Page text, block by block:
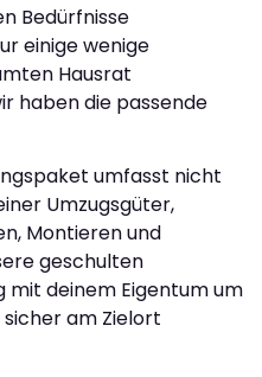
Bedürfnisse
einige wenige
Hausrat
haben die passende
umfasst nicht
Umzugsgüter,
Montieren und
geschulten
deinem Eigentum um
am Zielort